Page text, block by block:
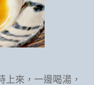
上來，一邊喝湯，